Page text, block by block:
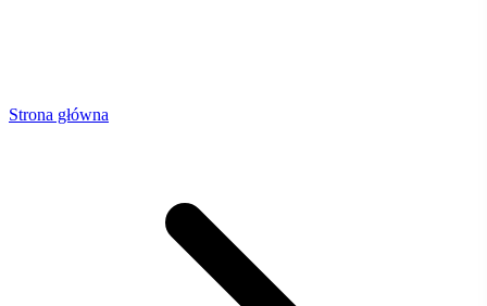
Strona główna